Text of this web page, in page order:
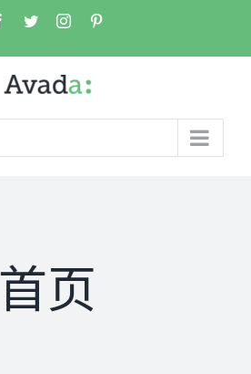
Facebook
TwitterInstagram
首页